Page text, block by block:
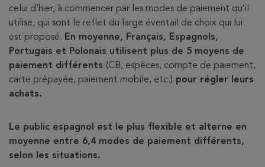
celui d’hier, à commencer par les modes de paiement qu’il
utilise, qui sont le reflet du large éventail de choix qui lui
est proposé. En moyenne, Français, Espagnols,
Portugais et Polonais utilisent plus de 5 moyens de
paiement différents (CB, espèces, compte de paiement,
carte prépayée, paiement mobile, etc.) pour régler leurs
achats.
Le public espagnol est le plus flexible et alterne en
moyenne entre 6,4 modes de paiement différents,
selon les situations.